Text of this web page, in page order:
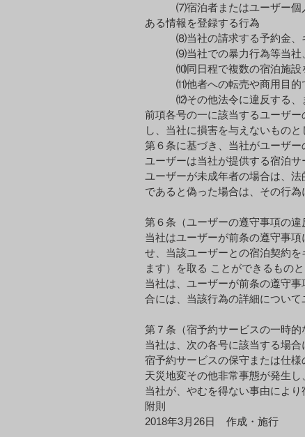
⑺宿泊者またはユーザー個⼈
ある情報を登録する⾏為
⑻当社の請求する予約⾦、キ
⑼当社での暴⼒⾏為等当社、
⑽同⽇程で複数の宿泊施設を
⑾他者への転売や商⽤⽬的で
⑿その他法令に違反する、ま
前項各号の⼀に該当するユーザ
し、当社に損害を与えないものと
第６条に基づき、当社がユーザ
ユーザーは当社が提供する宿泊
ユーザーが未成年者の場合は、
であると偽った場合は、その⾏為
第６条（ユー
当社はユーザーが前条の遵守事
せ、当該ユーザーとの宿泊契約
ます）を取る ことができるものと
当社は、ユーザーが前条の遵守
合には、当該⾏為の詳細について
第７条（宿予
当社は、次の各号に該当する場
宿予約サービスの保守または仕様
天災地変その他⾮常事態が発⽣
当社が、やむを得ない事由によ
附則
2018年3⽉26⽇ 作成・施⾏